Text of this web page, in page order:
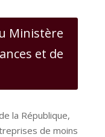
Ministère
et de
la République,
de moins